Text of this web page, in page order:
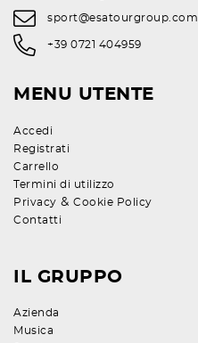
sport@esatourgroup.com
+39 0721 404959
MENU UTENTE
Accedi
Registrati
Carrello
Termini di utilizzo
Privacy & Cookie Policy
Contatti
IL GRUPPO
Azienda
Musica